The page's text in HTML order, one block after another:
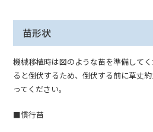
苗形状
機械移植時は図のような苗を準備して
ると倒伏するため、倒伏する前に草丈
ってください。
■慣行苗